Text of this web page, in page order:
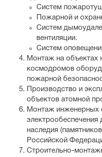
Систем
Пожарной и
Систем
вентиляции.
Систем
Монтаж на объектах
космодромов
пожарной
Производство и
объектов атомной
Монтаж инженерных
электрообеспечения
наследия
Российской
Строительно-